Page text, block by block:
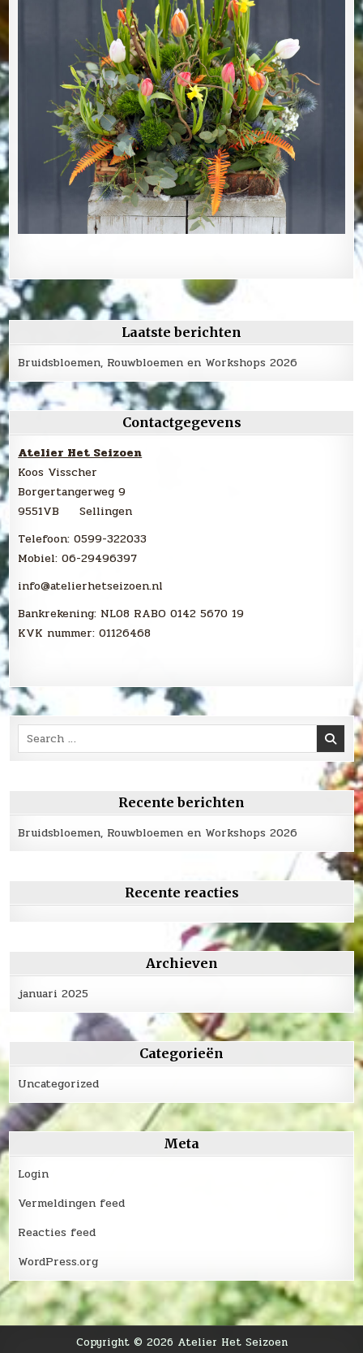
Laatste berichten
Bruidsbloemen, Rouwbloemen en Workshops 2026
Contactgegevens
Atelier Het Seizoen
Koos Visscher
Borgertangerweg 9
9551VB Sellingen
Telefoon: 0599-322033
Mobiel: 06-29496397
info@atelierhetseizoen.nl
Bankrekening: NL08 RABO 0142 5670 19
KVK nummer: 01126468
Search
for:
Recente berichten
Bruidsbloemen, Rouwbloemen en Workshops 2026
Recente reacties
Archieven
januari 2025
Categorieën
Uncategorized
Meta
Login
Vermeldingen feed
Reacties feed
WordPress.org
Copyright © 2026 Atelier Het Seizoen